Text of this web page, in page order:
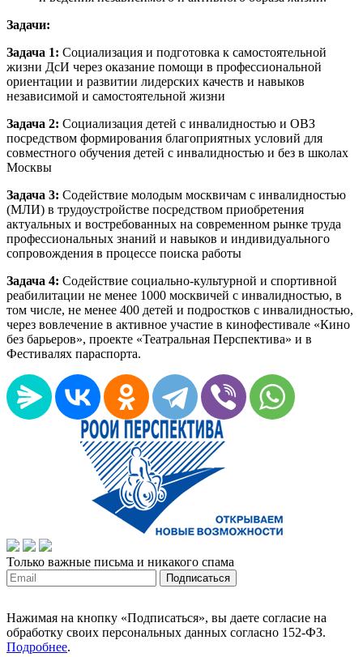
Задачи:
Задача 1: Социализация и подготовка к самостоятельной
жизни ДсИ через оказание помощи в профессиональной
ориентации и развитии лидерских качеств и навыков
независимой и самостоятельной жизни
Задача 2: Социализация детей с инвалидностью и ОВЗ
посредством формирования благоприятных условий для
совместного обучения детей с инвалидностью и без в школах
Москвы
Задача 3: Содействие молодым москвичам с инвалидностью
(МЛИ) в трудоустройстве посредством приобретения
актуальных и востребованных на современном рынке труда
профессиональных знаний и навыков и индивидуального
сопровождения в процессе поиска работы
Задача 4: Содействие социально-культурной и спортивной
реабилитации не менее 1000 москвичей с инвалидностью, в
том числе, не менее 400 детей и подростков с инвалидностью,
через вовлечение в активное участие в кинофестивале «Кино
без барьеров», проекте «Театральная Перспектива» и в
Фестивалях параспорта.
Только важные письма и никакого спама
Нажимая на кнопку «Подписаться», вы даете согласие на
обработку своих персональных данных согласно 152-ФЗ.
Подробнее.